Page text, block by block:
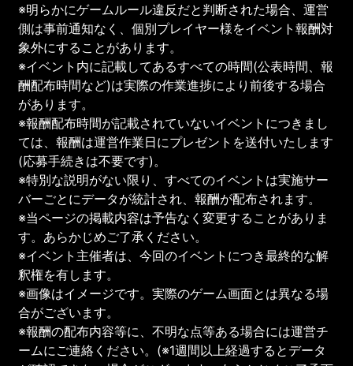
※明らかにゲームルール違反だと判断された場合、運営
側は事前通知なく、個別プレイヤー様をイベント報酬対
象外にすることがあります。
※イベント内に記載してあるすべての時間(公表時間、報
酬配布時間など)は実際の作業進捗により前後する場合
があります。
※報酬配布時間が記載されていないイベントにつきまし
ては、報酬は運営作業日にプレゼントを送付いたします
(応募手続きは不要です)。
※特別な説明がない限り、すべてのイベントは実施サー
バーごとにデータが統計され、報酬が配布されます。
※当ページの掲載内容は予告なく変更することがありま
す。あらかじめご了承ください。
※イベント主催者は、今回のイベントにつき最終的な解
釈権を有します。
※画像はイメージです。実際のゲーム画面とは異なる場
合がございます。
※報酬の配布内容等に、不明な点等ある場合には運営チ
ームにご連絡ください。(※1週間以上経過するとデータ